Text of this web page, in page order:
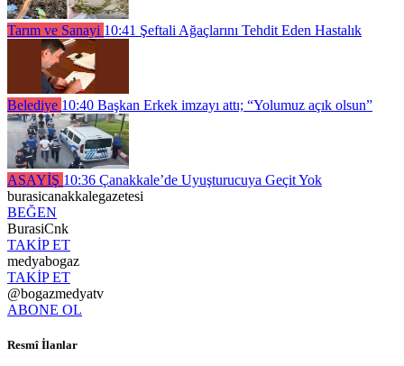
Tarım ve Sanayi 10:41 Şeftali Ağaçlarını Tehdit Eden Hastalık
Belediye 10:40 Başkan Erkek imzayı attı; “Yolumuz açık olsun”
ASAYİŞ 10:36 Çanakkale’de Uyuşturucuya Geçit Yok
burasicanakkalegazetesi
BEĞEN
BurasiCnk
TAKİP ET
medyabogaz
TAKİP ET
@bogazmedyatv
ABONE OL
Resmî İlanlar